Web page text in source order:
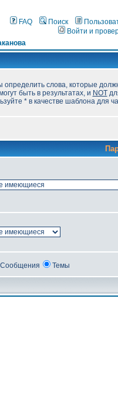
FAQ Поиск
Войти и
определить слова, которые
быть в результатах, и NOT
* в качестве шаблона для
Сообщения Темы